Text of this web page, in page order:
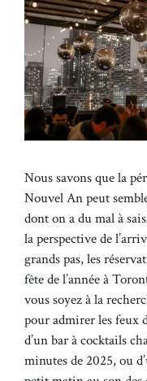
Nous savons que la
Nouvel An peut
dont on a du mal à
la perspective de
grands pas, les
fête de l’année à
vous soyez à la
pour admirer les feux
d’un bar à cocktails
minutes de 2025, ou